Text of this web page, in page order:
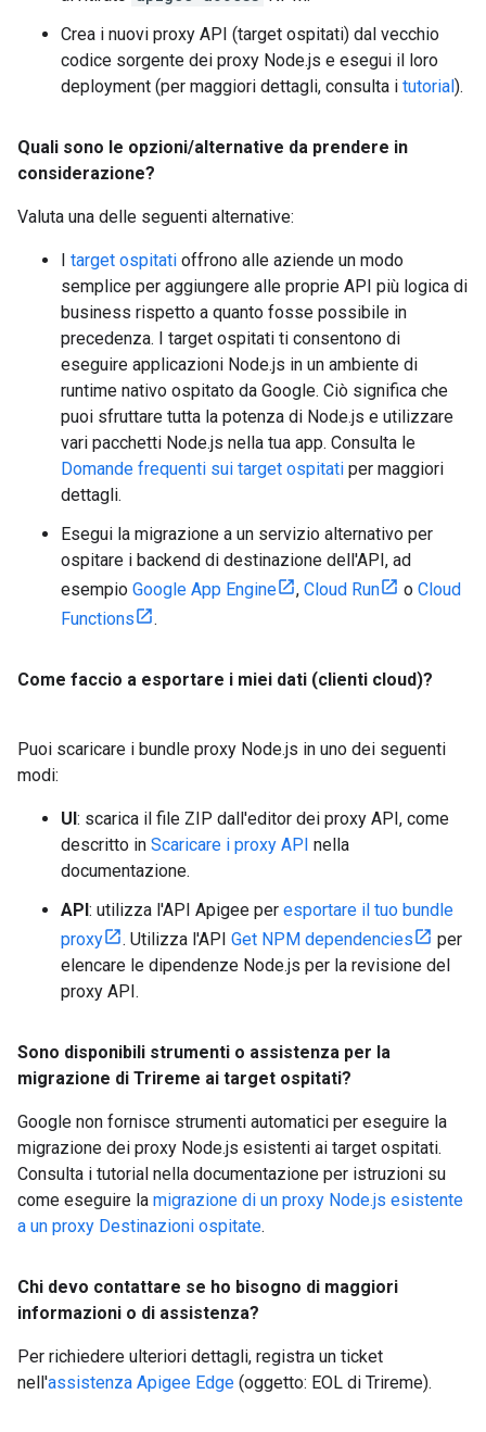
Crea i nuovi proxy API (target ospitati) dal vecchio
codice sorgente dei proxy Node.js e esegui il loro
deployment (per maggiori dettagli, consulta i tutorial).
Quali sono le opzioni/alternative da prendere in
considerazione?
Valuta una delle seguenti alternative:
I target ospitati offrono alle aziende un modo
semplice per aggiungere alle proprie API più logica di
business rispetto a quanto fosse possibile in
precedenza. I target ospitati ti consentono di
eseguire applicazioni Node.js in un ambiente di
runtime nativo ospitato da Google. Ciò significa che
puoi sfruttare tutta la potenza di Node.js e utilizzare
vari pacchetti Node.js nella tua app. Consulta le
Domande frequenti sui target ospitati per maggiori
dettagli.
Esegui la migrazione a un servizio alternativo per
ospitare i backend di destinazione dell'API, ad
esempio Google App Engine , Cloud Run o Cloud
Functions
.
Come faccio a esportare i miei dati (clienti cloud)?
Puoi scaricare i bundle proxy Node.js in uno dei seguenti
modi:
UI: scarica il file ZIP dall'editor dei proxy API, come
descritto in Scaricare i proxy API nella
documentazione.
API: utilizza l'API Apigee per esportare il tuo bundle
proxy
. Utilizza l'API Get NPM dependencies
per
elencare le dipendenze Node.js per la revisione del
proxy API.
Sono disponibili strumenti o assistenza per la
migrazione di Trireme ai target ospitati?
Google non fornisce strumenti automatici per eseguire la
migrazione dei proxy Node.js esistenti ai target ospitati.
Consulta i tutorial nella documentazione per istruzioni su
come eseguire la migrazione di un proxy Node.js esistente
a un proxy Destinazioni ospitate.
Chi devo contattare se ho bisogno di maggiori
informazioni o di assistenza?
Per richiedere ulteriori dettagli, registra un ticket
nell'assistenza Apigee Edge (oggetto: EOL di Trireme).